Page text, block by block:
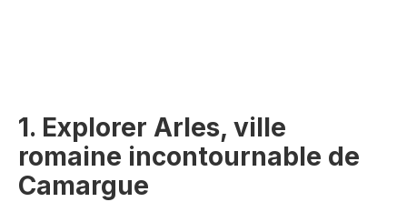
1. Explorer Arles, ville
romaine incontournable de
Camargue